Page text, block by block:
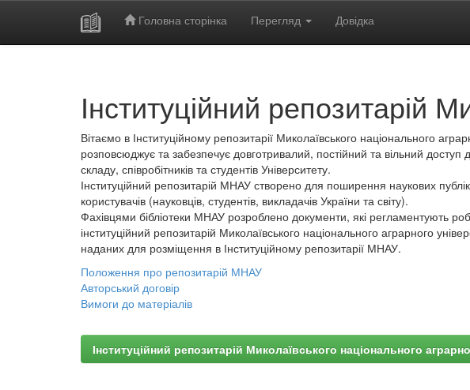
Головна сторінка Перегляд Довідка
Інституційний репозитарій
Вітаємо в Інституційному репозитарії Миколаївського національного
розповсюджує та забезпечує довготривалий, постійний та вільний
складу, співробітників та студентів Університету.
Інституційний репозитарій МНАУ створено для поширення наукових
користувачів (науковців, студентів, викладачів України та світу).
Фахівцями бібліотеки МНАУ розроблено документи, які регламентують
інституційний репозитарій Миколаївського національного аграрного
наданих для розміщення в Інституційному репозитарії МНАУ.
Положення про репозитарій МНАУ
Авторський договір
Вимоги до матеріалів
Інституційний репозитарій Миколаївського національного